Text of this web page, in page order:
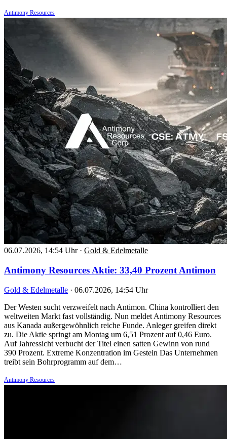
Antimony Resources
06.07.2026, 14:54 Uhr · Gold & Edelmetalle
Antimony Resources Aktie: 33,40 Prozent Antimon
Gold & Edelmetalle · 06.07.2026, 14:54 Uhr
Der Westen sucht verzweifelt nach Antimon. China kontrolliert den
weltweiten Markt fast vollständig. Nun meldet Antimony Resources
aus Kanada außergewöhnlich reiche Funde. Anleger greifen direkt
zu. Die Aktie springt am Montag um 6,51 Prozent auf 0,46 Euro.
Auf Jahressicht verbucht der Titel einen satten Gewinn von rund
390 Prozent. Extreme Konzentration im Gestein Das Unternehmen
treibt sein Bohrprogramm auf dem…
Antimony Resources